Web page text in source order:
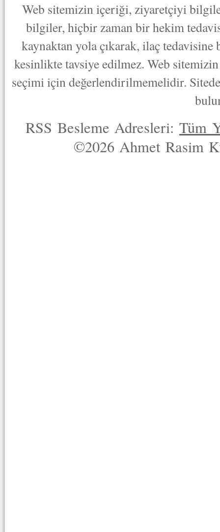
Web sitemizin içeriği, ziyaretçiyi
bilgiler, hiçbir zaman bir hekim
kaynaktan yola çıkarak, ilaç
kesinlikte tavsiye edilmez. Web
seçimi için değerlendirilmemelidir.
RSS Besleme Adresleri:Tüm
©2026 Ahmet Rasim